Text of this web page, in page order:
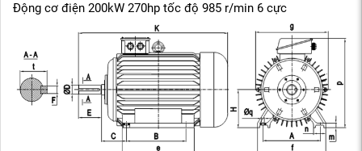
Động cơ điện 200kW 270hp tốc độ 985 r/min 6 cực